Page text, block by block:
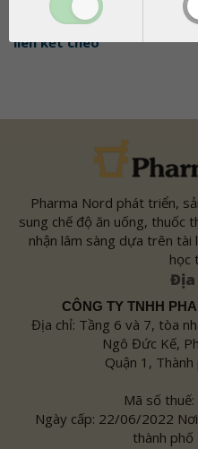
Products that contain
liên kết chéo
Pharma Nord phát triển,
sung chế độ ăn uống, thuốc
nhận lâm sàng dựa trên tài
học
Địa
CÔNG TY TNHH
Địa chỉ: Tầng 6 và 7, tòa
Ngô Đức Kế,
Quận 1,
Mã số
Ngày cấp: 22/06/2022
thành phố